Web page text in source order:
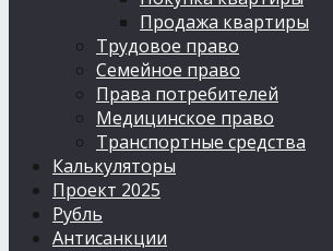
Продажа квартиры
Трудовое право
Семейное право
Права потребителей
Медицинское право
Транспортные средства
Калькуляторы
Проект 2025
Рубль
Антисанкции